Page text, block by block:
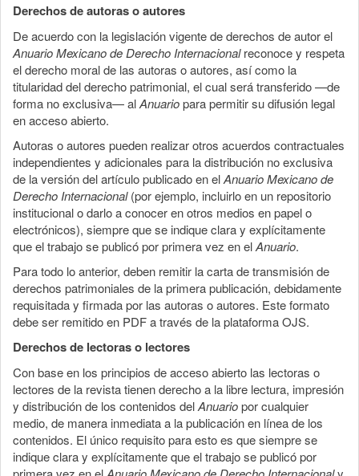
Derechos de autoras o autores
De acuerdo con la legislación vigente de derechos de autor el
Anuario Mexicano de Derecho Internacionalreconoce y respeta
el derecho moral de las autoras o autores, así como la
titularidad del derecho patrimonial, el cual será transferido —de
forma no exclusiva— alAnuariopara permitir su difusión legal
en acceso abierto.
Autoras o autores pueden realizar otros acuerdos contractuales
independientes y adicionales para la distribución no exclusiva
de la versión del artículo publicado en elAnuario Mexicano de
Derecho Internacional(por ejemplo, incluirlo en un repositorio
institucional o darlo a conocer en otros medios en papel o
electrónicos), siempre que se indique clara y explícitamente
que el trabajo se publicó por primera vez en elAnuario.
Para todo lo anterior, deben remitir la carta de transmisión de
derechos patrimoniales de la primera publicación, debidamente
requisitada y firmada por las autoras o autores. Este formato
debe ser remitido en PDF a través de la plataforma OJS.
Derechos de lectoras o lectores
Con base en los principios de acceso abierto las lectoras o
lectores de la revista tienen derecho a la libre lectura, impresión
y distribución de los contenidos delAnuariopor cualquier
medio, de manera inmediata a la publicación en línea de los
contenidos. El único requisito para esto es que siempre se
indique clara y explícitamente que el trabajo se publicó por